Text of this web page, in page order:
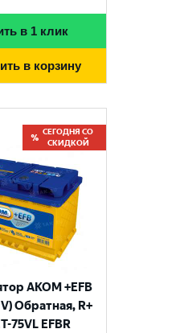
в 1 клик
в корзину
СЕГОДНЯ СО
СКИДКОЙ
AKOM +EFB
Обратная, R+
75VL EFBR